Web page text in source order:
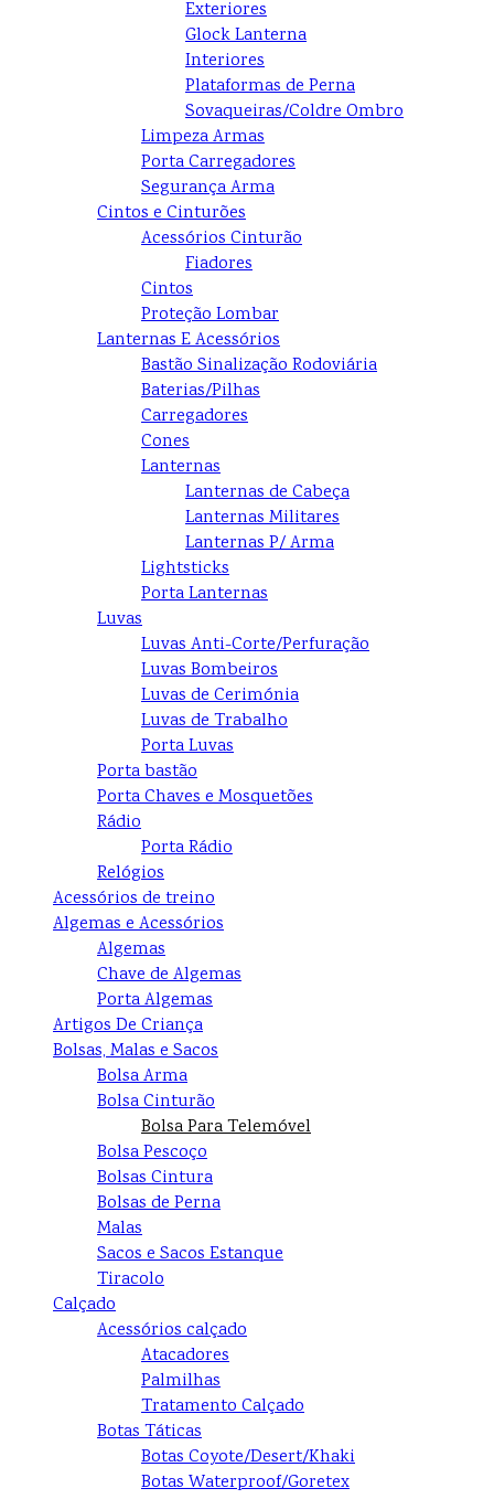
Exteriores
Glock Lanterna
Interiores
Plataformas de Perna
Sovaqueiras/Coldre Ombro
Limpeza Armas
Porta Carregadores
Segurança Arma
Cintos e Cinturões
Acessórios Cinturão
Fiadores
Cintos
Proteção Lombar
Lanternas E Acessórios
Bastão Sinalização Rodoviária
Baterias/Pilhas
Carregadores
Cones
Lanternas
Lanternas de Cabeça
Lanternas Militares
Lanternas P/ Arma
Lightsticks
Porta Lanternas
Luvas
Luvas Anti-Corte/Perfuração
Luvas Bombeiros
Luvas de Cerimónia
Luvas de Trabalho
Porta Luvas
Porta bastão
Porta Chaves e Mosquetões
Rádio
Porta Rádio
Relógios
Acessórios de treino
Algemas e Acessórios
Algemas
Chave de Algemas
Porta Algemas
Artigos De Criança
Bolsas, Malas e Sacos
Bolsa Arma
Bolsa Cinturão
Bolsa Para Telemóvel
Bolsa Pescoço
Bolsas Cintura
Bolsas de Perna
Malas
Sacos e Sacos Estanque
Tiracolo
Calçado
Acessórios calçado
Atacadores
Palmilhas
Tratamento Calçado
Botas Táticas
Botas Coyote/Desert/Khaki
Botas Waterproof/Goretex